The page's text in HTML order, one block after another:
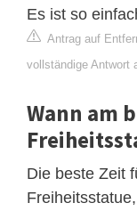
Es ist so
Antrag auf
vollständige Antwort
Wann am
Die beste Zeit